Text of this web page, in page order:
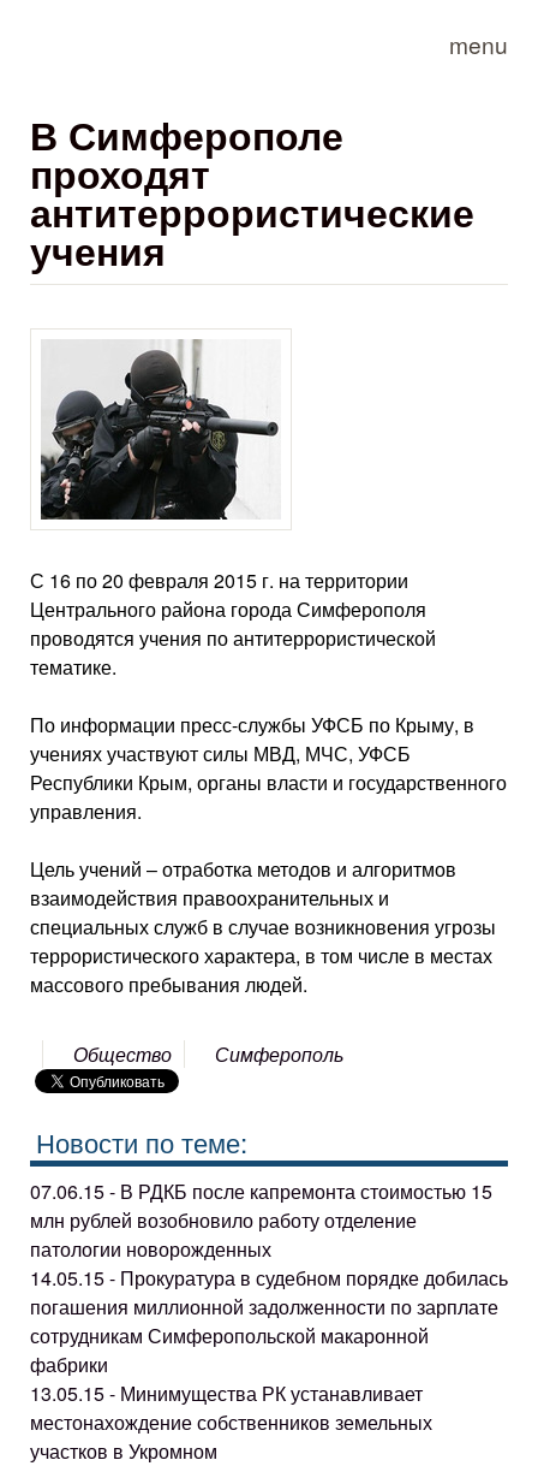
menu
В Симферополе
проходят
антитеррористические
учения
С 16 по 20 февраля 2015 г. на территории
Центрального района города Симферополя
проводятся учения по антитеррористической
тематике.
По информации пресс-службы УФСБ по Крыму, в
учениях участвуют силы МВД, МЧС, УФСБ
Республики Крым, органы власти и государственного
управления.
Цель учений – отработка методов и алгоритмов
взаимодействия правоохранительных и
специальных служб в случае возникновения угрозы
террористического характера, в том числе в местах
массового пребывания людей.
Общество Симферополь
Новости по теме:
07.06.15 - В РДКБ после капремонта стоимостью 15
млн рублей возобновило работу отделение
патологии новорожденных
14.05.15 - Прокуратура в судебном порядке добилась
погашения миллионной задолженности по зарплате
сотрудникам Симферопольской макаронной
фабрики
13.05.15 - Минимущества РК устанавливает
местонахождение собственников земельных
участков в Укромном